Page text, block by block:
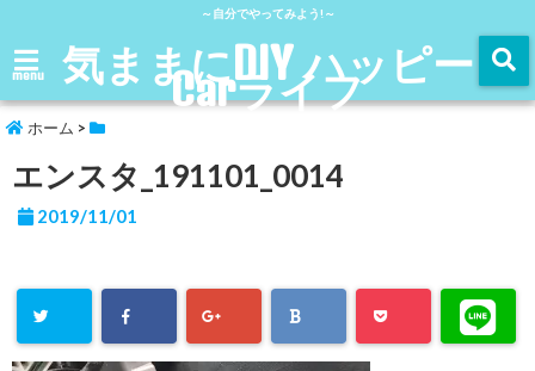
～自分でやってみよう!～
menu 気ままにDIY ハッピー
Carライフ
ホーム >
エンスタ_191101_0014
2019/11/01